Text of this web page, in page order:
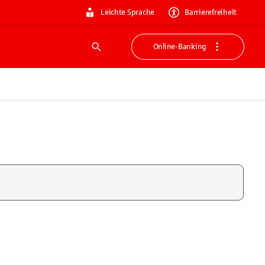
Leichte Sprache Barrierefreiheit
Suche
Online-Banking